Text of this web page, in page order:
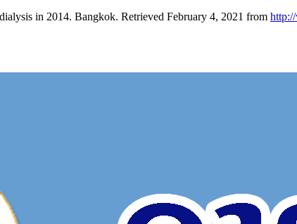
in 2014. Bangkok. Retrieved February 4, 2021 from